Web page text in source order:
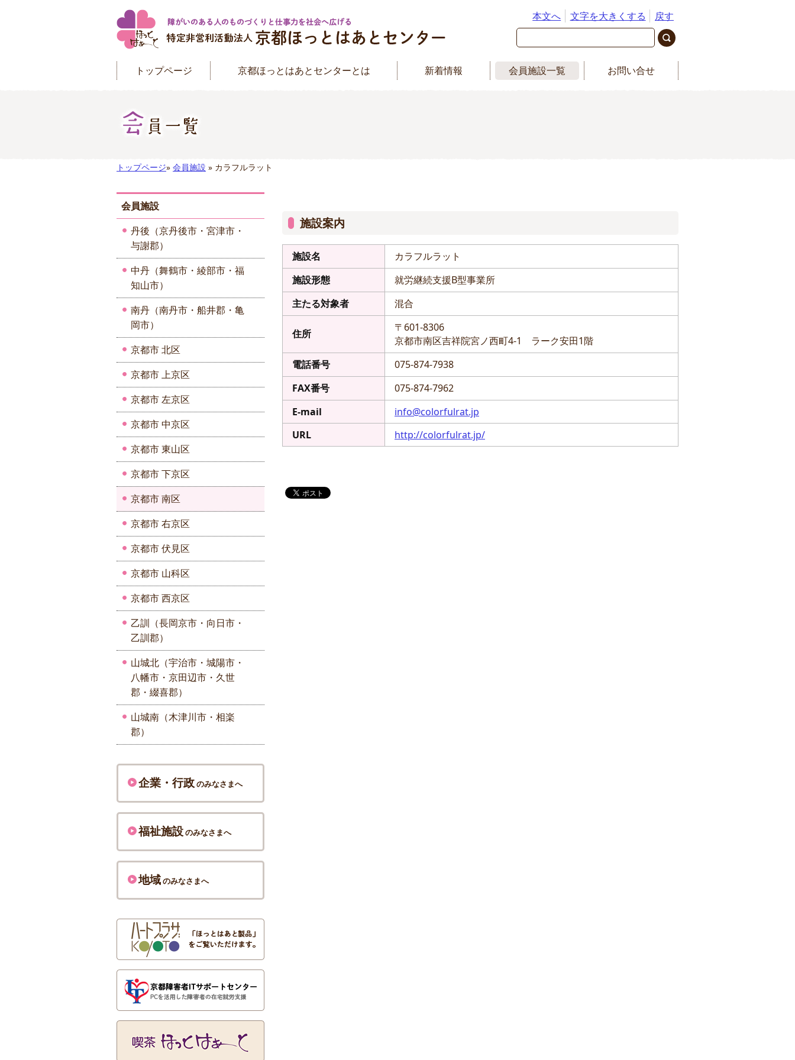
本文へ 文字を大きくする 戻す
トップページ 京都ほっとはあとセンターとは 新着情報 会員施設一覧 お問い合せ
トップページ» 会員施設 » カラフルラット
施設案内
施設名
カラフルラット
施設形態
就労継続支援B型事業所
主たる対象者
混合
住所
〒601-8306
京都市南区吉祥院宮ノ西町4-1 ラーク安田1階
電話番号
075-874-7938
FAX番号
075-874-7962
E-mail
info@colorfulrat.jp
URL
http://colorfulrat.jp/
会員施設
丹後（京丹後市・宮津市・
与謝郡）
中丹（舞鶴市・綾部市・福
知山市）
南丹（南丹市・船井郡・亀
岡市）
京都市 北区
京都市 上京区
京都市 左京区
京都市 中京区
京都市 東山区
京都市 下京区
京都市 南区
京都市 右京区
京都市 伏見区
京都市 山科区
京都市 西京区
乙訓（長岡京市・向日市・
乙訓郡）
山城北（宇治市・城陽市・
八幡市・京田辺市・久世
郡・綴喜郡）
山城南（木津川市・相楽
郡）
企業・行政のみなさまへ
福祉施設のみなさまへ
地域のみなさまへ